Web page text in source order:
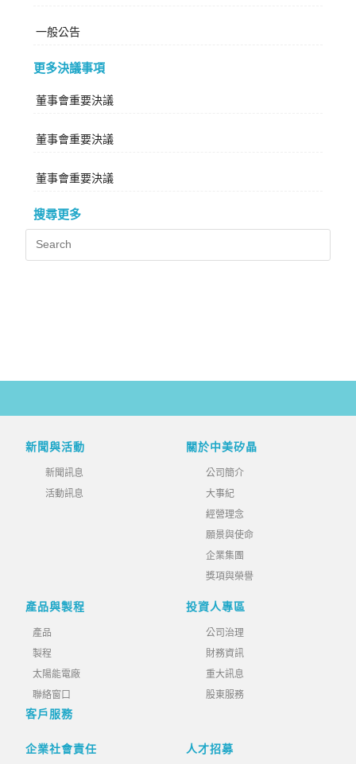
一般公告
更多決議事項
董事會重要決議
董事會重要決議
董事會重要決議
搜尋更多
新聞與活動
新聞訊息
活動訊息
關於中美矽晶
公司簡介
大事紀
經營理念
願景與使命
企業集團
獎項與榮譽
產品與製程
產品
製程
太陽能電廠
聯絡窗口
客戶服務
投資人專區
公司治理
財務資訊
重大訊息
股東服務
企業社會責任 人才招募